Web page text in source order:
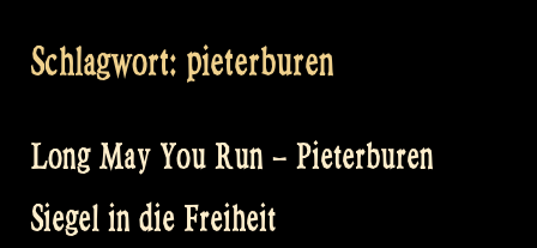
Schlagwort: pieterburen
Long May You Run – Pieterburen
Siegel in die Freiheit